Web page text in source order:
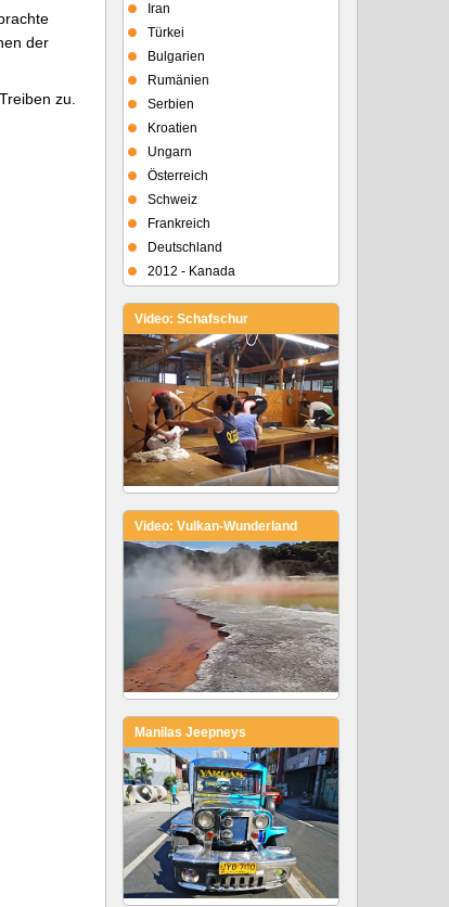
der
zu.
Iran
Türkei
Bulgarien
Rumänien
Serbien
Kroatien
Ungarn
Österreich
Schweiz
Frankreich
Deutschland
2012 - Kanada
Video: Schafschur
Video: Vulkan-Wunderland
Manilas Jeepneys